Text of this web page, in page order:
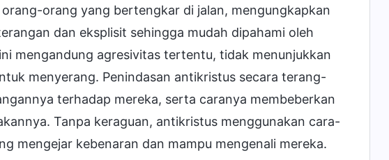
orang yang bertengkar di jalan, mengungkapkan
dan eksplisit sehingga mudah dipahami oleh
mengandung agresivitas tertentu, tidak menunjukkan
menyerang. Penindasan antikristus secara terang-
terhadap mereka, serta caranya membeberkan
Tanpa keraguan, antikristus menggunakan cara-
mengejar kebenaran dan mampu mengenali mereka.